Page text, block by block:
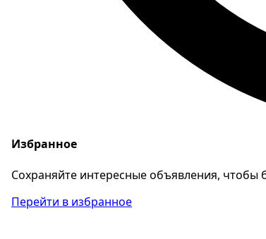
Избранное
Сохраняйте интересные объявления, чтобы
Перейти в избранное